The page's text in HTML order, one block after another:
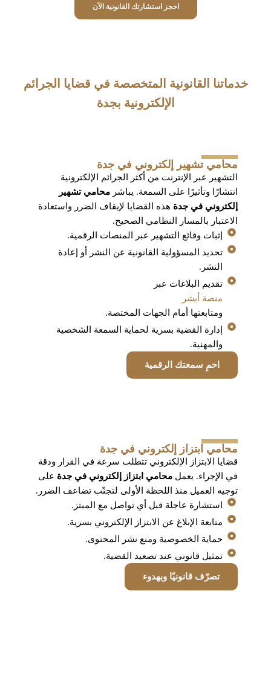
احجز استشارتك القانونية الآن
خدماتنا القانونية المتخصصة في قضايا الجرائم
الإلكترونية بجدة
محامي تشهير إلكتروني في جدة
التشهير عبر الإنترنت من أكثر الجرائم الإلكترونية
انتشارًا وتأثيرًا على السمعة. يباشر محامي تشهير
إلكتروني في جدة هذه القضايا لإيقاف الضرر واستعادة
الاعتبار بالمسار النظامي الصحيح.
إثبات وقائع التشهير عبر المنصات الرقمية.
تحديد المسؤولية القانونية عن النشر أو إعادة
النشر.
تقديم البلاغات عبر
منصة أبشر
ومتابعتها أمام الجهات المختصة.
إدارة القضية بسرية لحماية السمعة الشخصية
والمهنية.
احمِ سمعتك الرقمية
محامي ابتزاز إلكتروني في جدة
قضايا الابتزاز الإلكتروني تتطلب سرعة في القرار ودقة
في الإجراء. يعمل محامي ابتزاز إلكتروني في جدة على
توجيه العميل منذ اللحظة الأولى لتجنّب تضاعف الضرر.
استشارة عاجلة قبل أي تواصل مع المبتز.
متابعة الإبلاغ عن الابتزاز الإلكتروني بسرية.
حماية الخصوصية ومنع نشر المحتوى.
تمثيل قانوني عند تصعيد القضية.
تصرّف قانونيًا وبهدوء